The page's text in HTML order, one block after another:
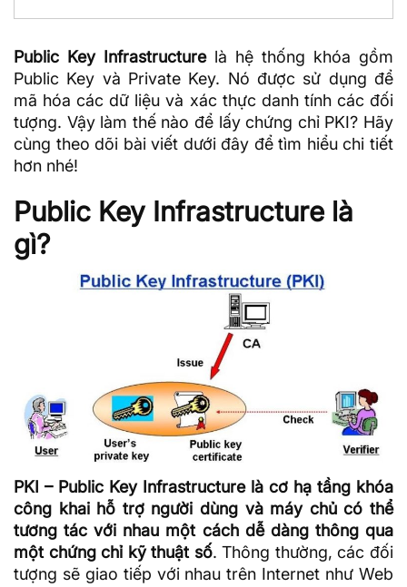
Public Key Infrastructurelà hệ thống khóa gồm
Public Key và Private Key. Nó được sử dụng để
mã hóa cácdữ liệu và xác thực danh tính các đối
tượng. Vậy làm thế nào để lấy chứng chỉ PKI? Hãy
cùng theo dõi bài viết dưới đây để tìm hiểu chi tiết
hơn nhé!
Public Key Infrastructure là
gì?
PKI – Public Key Infrastructure là cơ hạ tầng khóa
công khai hỗ trợ người dùng và máy chủ có thể
tương tác với nhau một cách dễ dàng thông qua
một chứng chỉ kỹ thuật số. Thông thường, các đối
tượng sẽ giao tiếp với nhau trên Internet như Web